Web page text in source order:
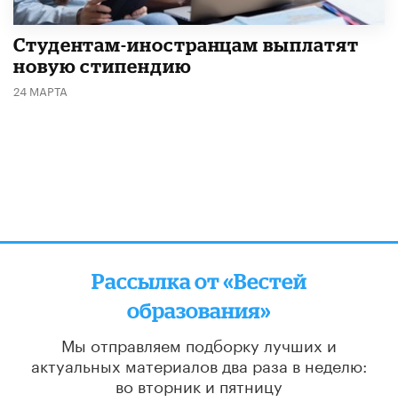
Студентам-иностранцам выплатят
новую стипендию
24 МАРТА
Рассылка от «Вестей
образования»
Мы отправляем подборку лучших и
актуальных материалов два раза в неделю:
во вторник и пятницу